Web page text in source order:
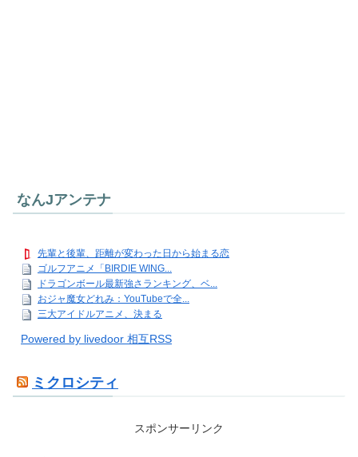
なんJアンテナ
先輩と後輩、距離が変わった日から始まる恋
ゴルフアニメ「BIRDIE WING...
ドラゴンボール最新強さランキング、ベ...
おジャ魔女どれみ：YouTubeで全...
三大アイドルアニメ、決まる
Powered by livedoor 相互RSS
ミクロシティ
スポンサーリンク